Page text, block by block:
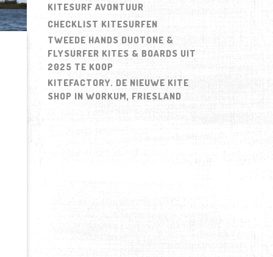
KITESURF AVONTUUR
CHECKLIST KITESURFEN
TWEEDE HANDS DUOTONE &
FLYSURFER KITES & BOARDS UIT
2025 TE KOOP
KITEFACTORY. DE NIEUWE KITE
SHOP IN WORKUM, FRIESLAND